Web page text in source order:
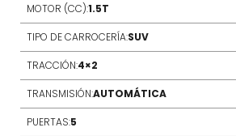
MOTOR (CC):1.5T
TIPO DE CARROCERÍA:SUV
TRACCIÓN:4×2
TRANSMISIÓN:AUTOMÁTICA
PUERTAS:5